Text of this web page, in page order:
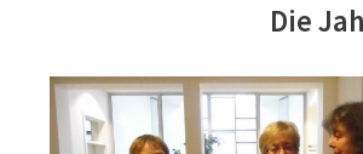
Die